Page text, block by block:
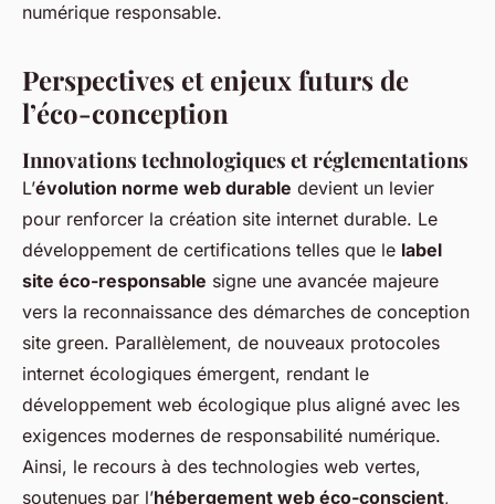
numérique responsable.
Perspectives et enjeux futurs de
l’éco-conception
Innovations technologiques et réglementations
L’évolution norme web durable devient un levier
pour renforcer la création site internet durable. Le
développement de certifications telles que le label
site éco-responsable signe une avancée majeure
vers la reconnaissance des démarches de conception
site green. Parallèlement, de nouveaux protocoles
internet écologiques émergent, rendant le
développement web écologique plus aligné avec les
exigences modernes de responsabilité numérique.
Ainsi, le recours à des technologies web vertes,
soutenues par l’hébergement web éco-conscient,